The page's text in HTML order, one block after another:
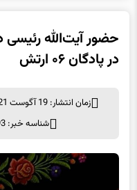
حضور آیت‌الله رئیسی
در پادگان ۰۶ ارتش
زمان انتشار: 19 آگوست 2021 ساعت 12:21
شناسه خبر: 393